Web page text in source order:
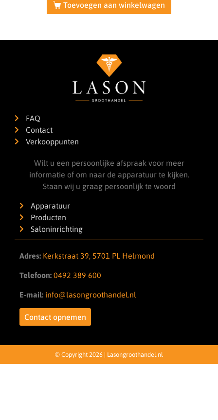
Toevoegen aan winkelwagen
FAQ
Contact
Verkooppunten
Wilt u een persoonlijke afspraak voor meer
informatie of om naar de apparatuur te kijken.
Staan wij u graag persoonlijk te woord
Apparatuur
Producten
Saloninrichting
Adres: Kerkstraat 39, 5701 PL Helmond
Telefoon: 0492 389 600
E-mail: info@lasongroothandel.nl
Contact opnemen
© Copyright 2026 | Lasongroothandel.nl